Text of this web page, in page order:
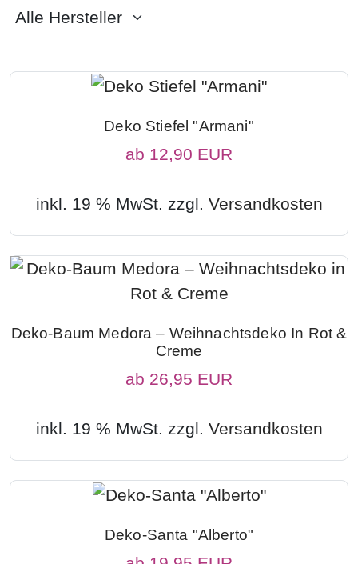
Deko Stiefel "Armani"
ab 12,90 EUR
inkl. 19 % MwSt. zzgl. Versandkosten
Deko-Baum Medora – Weihnachtsdeko In Rot &
Creme
ab 26,95 EUR
inkl. 19 % MwSt. zzgl. Versandkosten
Deko-Santa "Alberto"